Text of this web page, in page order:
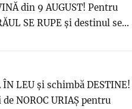
din 9 AUGUST! Pentru
SE RUPE și destinul se...
ÎN LEU și schimbă DESTINE!
NOROC URIAȘ pentru